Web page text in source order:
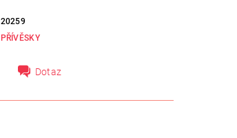
20259
PŘÍVĚSKY
Dotaz